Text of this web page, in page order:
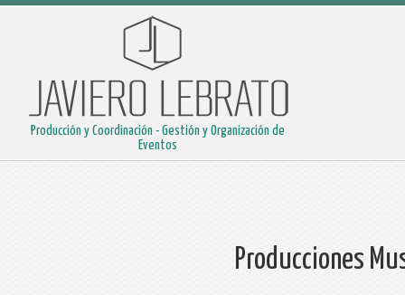
Producción y Coordinación - Gestión y Organización de
Eventos
Producciones